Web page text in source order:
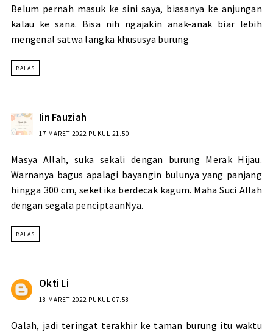
Belum pernah masuk ke sini saya, biasanya ke anjungan
kalau ke sana. Bisa nih ngajakin anak-anak biar lebih
mengenal satwa langka khususya burung
BALAS
Iin Fauziah
17 MARET 2022 PUKUL 21.50
Masya Allah, suka sekali dengan burung Merak Hijau.
Warnanya bagus apalagi bayangin bulunya yang panjang
hingga 300 cm, seketika berdecak kagum. Maha Suci Allah
dengan segala penciptaanNya.
BALAS
Okti Li
18 MARET 2022 PUKUL 07.58
Oalah, jadi teringat terakhir ke taman burung itu waktu